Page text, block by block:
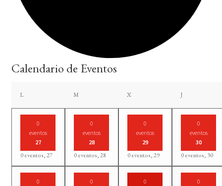
Calendario de Eventos
Llunes Mmartes Xmiércoles Jjueves
0
eventos
27
0 eventos,27
0
eventos
28
0 eventos,28
0
eventos
29
0 eventos,29
0
eventos
30
0 eventos, 30
0
0
0
0